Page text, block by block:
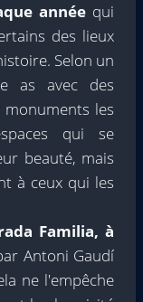
année qui
des lieux
Selon un
as avec des
les
qui se
beauté, mais
à ceux qui les
Familia, à
Antoni Gaudí
ne l'empêche